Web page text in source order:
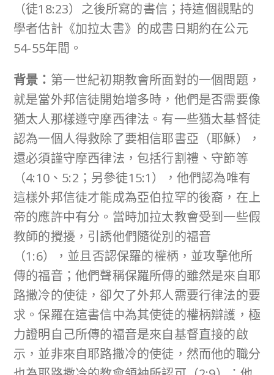
（徒18:23）之後所寫的書信；持這個觀點的
學者估計《加拉太書》的成書日期約在公元
54-55年間。
背景： 第一世紀初期教會所面對的一個問題，
就是當外邦信徒開始增多時，他們是否需要像
猶太人那樣遵守摩西律法。有一些猶太基督徒
認為一個人得救除了要相信耶書亞（耶穌），
還必須謹守摩西律法，包括行割禮、守節等
（4:10、5:2；另參徒15:1），他們認為唯有
這樣外邦信徒才能成為亞伯拉罕的後裔，在上
帝的應許中有分。當時加拉太教會受到一些假
教師的攪擾，引誘他們隨從別的福音
（1:6），並且否認保羅的權柄，並攻擊他所
傳的福音；他們聲稱保羅所傳的雖然是來自耶
路撒冷的使徒，卻欠了外邦人需要行律法的要
求。保羅在這書信中為其使徒的權柄辯護，極
力證明自己所傳的福音是來自基督直接的啟
示，並非來自耶路撒冷的使徒，然而他的職分